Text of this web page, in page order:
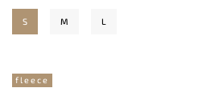
fleece
S M L